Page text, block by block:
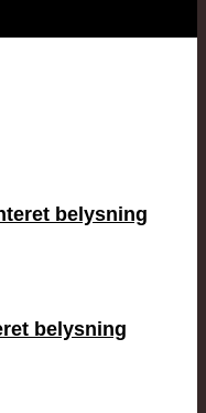
belysning
belysning